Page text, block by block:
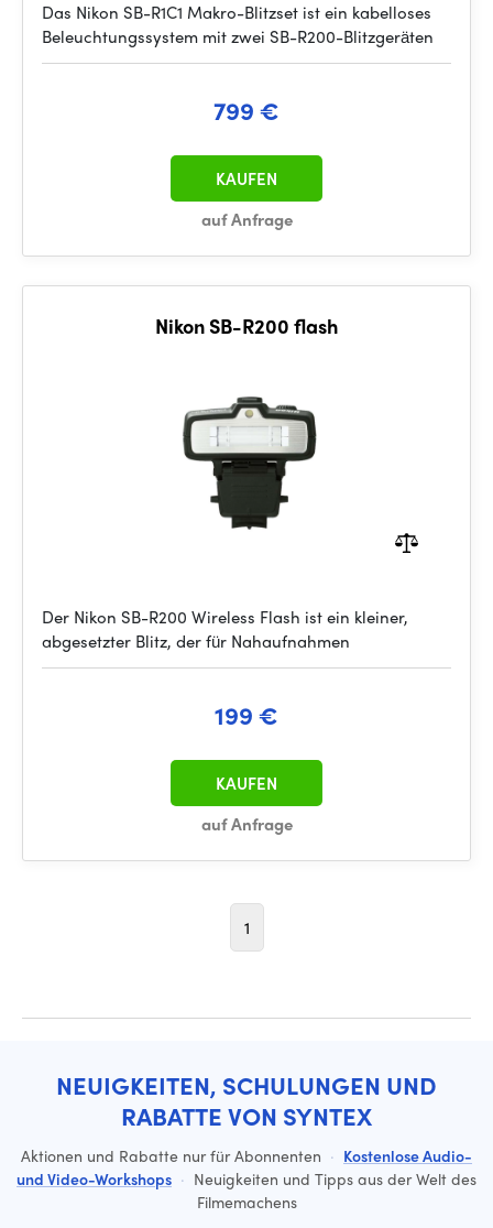
Das Nikon SB-R1C1 Makro-Blitzset ist ein kabelloses
Beleuchtungssystem mit zwei SB-R200-Blitzgeräten
799 €
auf Anfrage
KAUFEN
Nikon SB-R200 flash
Der Nikon SB-R200 Wireless Flash ist ein kleiner,
abgesetzter Blitz, der für Nahaufnahmen
199 €
auf Anfrage
KAUFEN
1
NEUIGKEITEN, SCHULUNGEN UND
RABATTE VON SYNTEX
Aktionen und Rabatte nur für Abonnenten · Kostenlose Audio-
und Video-Workshops · Neuigkeiten und Tipps aus der Welt des
Filmemachens